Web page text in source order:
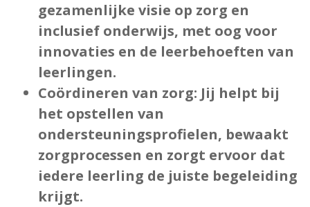
gezamenlijke visie op zorg en
inclusief onderwijs, met oog voor
innovaties en de leerbehoeften van
leerlingen.
Coördineren van zorg: Jij helpt bij
het opstellen van
ondersteuningsprofielen, bewaakt
zorgprocessen en zorgt ervoor dat
iedere leerling de juiste begeleiding
krijgt.